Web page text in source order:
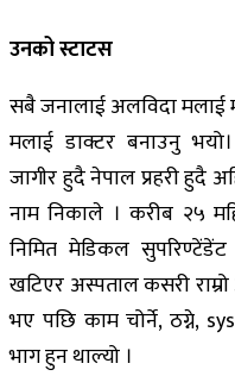
उनको स्टाटस
सबै जनालाई अलविदा मलाई
मलाई डाक्टर बनाउनु
जागीर हुदै नेपाल प्रहरी हुदै
नाम निकाले । करीब २५
निमित मेडिकल
खटिएर अस्पताल कसरी
भए पछि काम चोर्ने, ठग्ने,
भाग हुन थाल्यो ।